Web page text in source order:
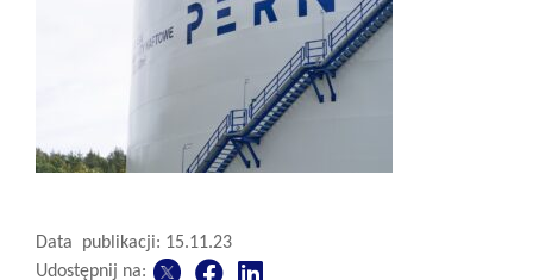
Data publikacji: 15.11.23
Udostępnij na: